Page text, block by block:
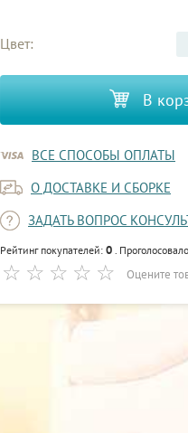
Цвет:
В
ВСЕ СПОСОБЫ ОПЛАТЫ
О ДОСТАВКЕ И СБОРКЕ
ЗАДАТЬ ВОПРОС
Рейтинг покупателей: 0 .
Оцените